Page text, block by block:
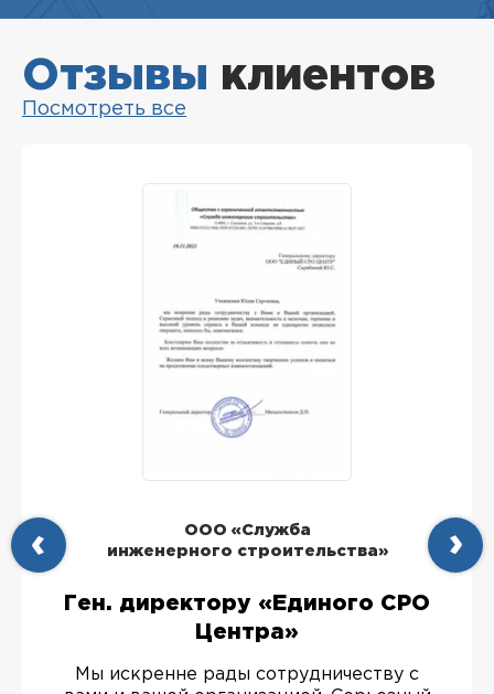
Отзывы клиентов
Посмотреть все
ООО «Служба
инженерного строительства»
Ген. директору «Единого СРО
Центра»
Мы искренне рады сотрудничеству с